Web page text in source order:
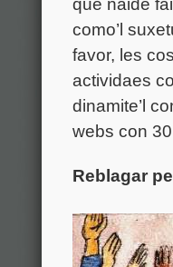
como’l
favor, les
actividaes
dinamite’l
webs con
Reblagar